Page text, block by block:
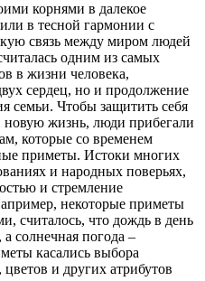
корнями в далекое
в тесной гармонии с
связь между миром людей
одним из самых
в жизни человека,
сердец, но и продолжение
семьи. Чтобы защитить себя
новую жизнь, люди прибегали
которые со временем
приметы. Истоки многих
и народных поверьях,
и стремление
некоторые приметы
считалось, что дождь в день
солнечная погода –
касались выбора
и других атрибутов